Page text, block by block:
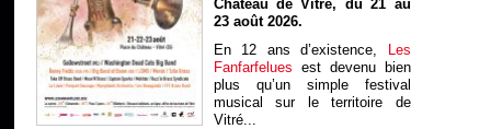
Château de Vitré, du 21 au
23 août 2026.
En 12 ans d’existence, Les
Fanfarfelues est devenu bien
plus qu’un simple festival
musical sur le territoire de
Vitré...